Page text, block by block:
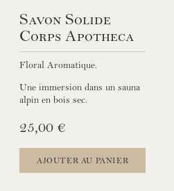
Savon Solide
Corps Apotheca
Floral Aromatique.
Une immersion dans un sauna
alpin en bois sec.
25,00 €
AJOUTER AU PANIER